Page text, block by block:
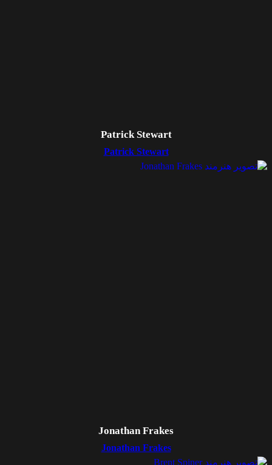
Patrick Stewart
Patrick Stewart
Jonathan Frakes
Jonathan Frakes